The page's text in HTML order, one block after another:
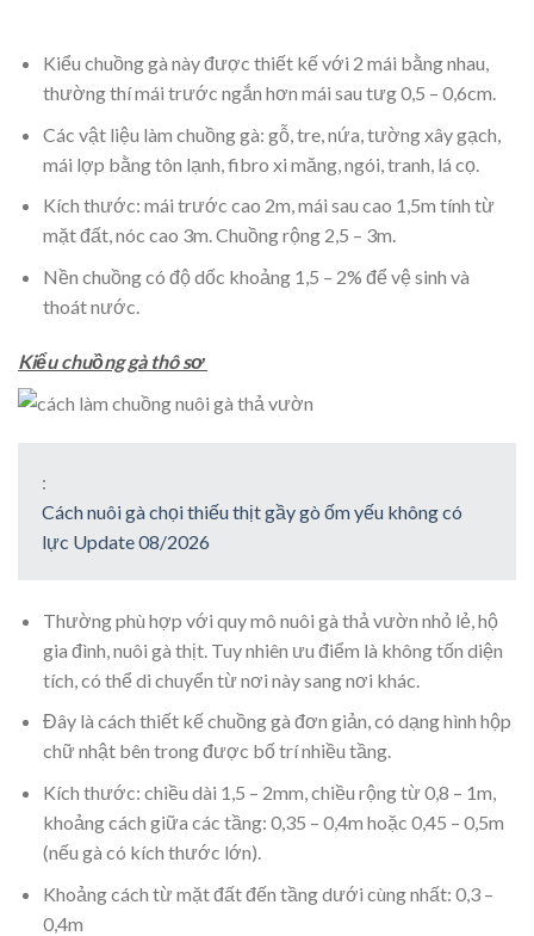
Kiểu chuồng gà này được thiết kế với 2 mái bằng nhau,
thường thí mái trước ngắn hơn mái sau tưg 0,5 – 0,6cm.
Các vật liệu làm chuồng gà: gỗ, tre, nứa, tường xây gạch,
mái lợp bằng tôn lạnh, fibro xi măng, ngói, tranh, lá cọ.
Kích thước: mái trước cao 2m, mái sau cao 1,5m tính từ
mặt đất, nóc cao 3m. Chuồng rộng 2,5 – 3m.
Nền chuồng có độ dốc khoảng 1,5 – 2% để vệ sinh và
thoát nước.
Kiểu chuồng gà thô sơ
:
Cách nuôi gà chọi thiếu thịt gầy gò ốm yếu không có
lực Update 08/2026
Thường phù hợp với quy mô nuôi gà thả vườn nhỏ lẻ, hộ
gia đình, nuôi gà thịt. Tuy nhiên ưu điểm là không tốn diện
tích, có thể di chuyển từ nơi này sang nơi khác.
Đây là cách thiết kế chuồng gà đơn giản, có dạng hình hộp
chữ nhật bên trong được bố trí nhiều tầng.
Kích thước: chiều dài 1,5 – 2mm, chiều rộng từ 0,8 – 1m,
khoảng cách giữa các tầng: 0,35 – 0,4m hoặc 0,45 – 0,5m
(nếu gà có kích thước lớn).
Khoảng cách từ mặt đất đến tầng dưới cùng nhất: 0,3 –
0,4m